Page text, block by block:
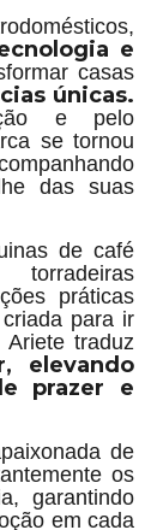
e
casas
únicas.
e pelo
se tornou
das suas
de café
práticas
para ir
traduz
elevando
prazer e
de
os
garantindo
em cada